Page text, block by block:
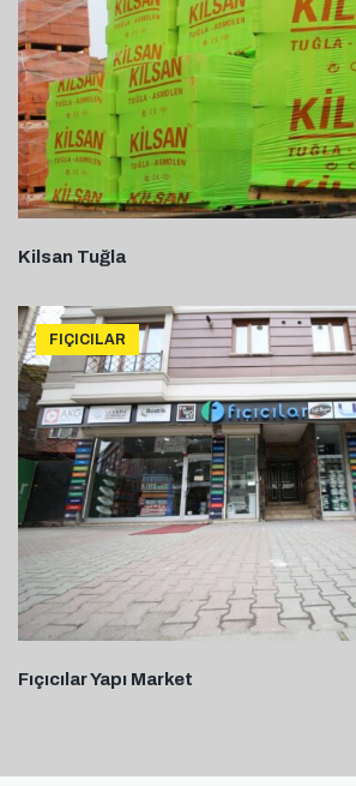
Kilsan Tuğla
FIÇICILAR
Fıçıcılar Yapı Market